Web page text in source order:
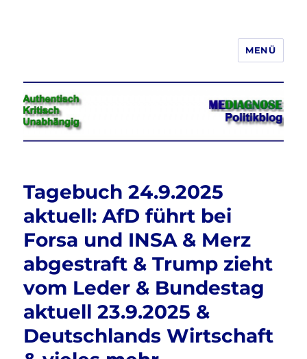
Jeder hat das Recht, seine
Meinung in Wort, Schrift und Bild
frei zu äußern und zu verbreiten
MENÜ
Tagebuch 24.9.2025
aktuell: AfD führt bei
Forsa und INSA & Merz
abgestraft & Trump zieht
vom Leder & Bundestag
aktuell 23.9.2025 &
Deutschlands Wirtschaft